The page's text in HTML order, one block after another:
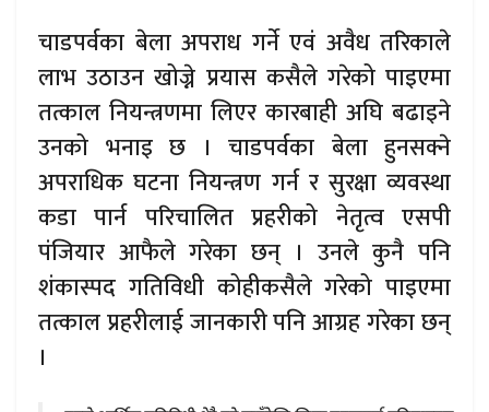
चाडपर्वका बेला अपराध गर्ने एवं अवैध तरिकाले
लाभ उठाउन खोज्ने प्रयास कसैले गरेको पाइएमा
तत्काल नियन्त्रणमा लिएर कारबाही अघि बढाइने
उनको भनाइ छ । चाडपर्वका बेला हुनसक्ने
अपराधिक घटना नियन्त्रण गर्न र सुरक्षा व्यवस्था
कडा पार्न परिचालित प्रहरीको नेतृत्व एसपी
पंजियार आफैले गरेका छन् । उनले कुनै पनि
शंकास्पद गतिविधी कोहीकसैले गरेको पाइएमा
तत्काल प्रहरीलाई जानकारी पनि आग्रह गरेका छन्
।